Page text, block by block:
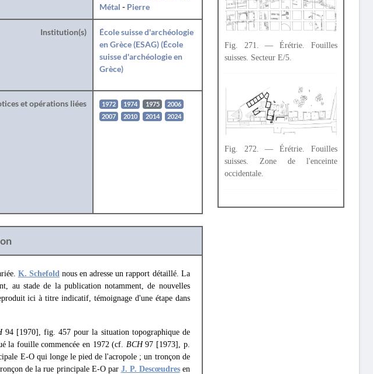
Métal - Pierre
Institution(s)
École suisse d'archéologie
en Grèce (ESAG) (École
suisse d'archéologie en
Grèce)
et opérations liées 1972 1974 1975
2006
2007
2010 2014 2024
K. Schefoldnous en adresse un rapport détaillé. La
au stade de la publication notamment, de nouvelles
ici à titre indicatif, témoignage d'une étape dans
94 [1970], fig. 457 pour la situation topographique de
la fouille commencée en 1972 (cf. BCH97 [1973], p.
E-O qui longe le pied de l'acropole ; un tronçon de
de la rue principale E-O par J. P. Descœudresen
Fig. 271. — Érétrie. Fouilles
suisses. Secteur E/5.
Fig. 272. — Érétrie. Fouilles
suisses. Zone de l'enceinte
occidentale.